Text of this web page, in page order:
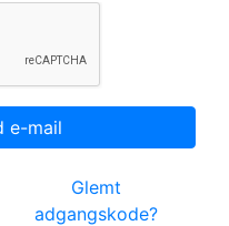
Glemt
adgangskode?